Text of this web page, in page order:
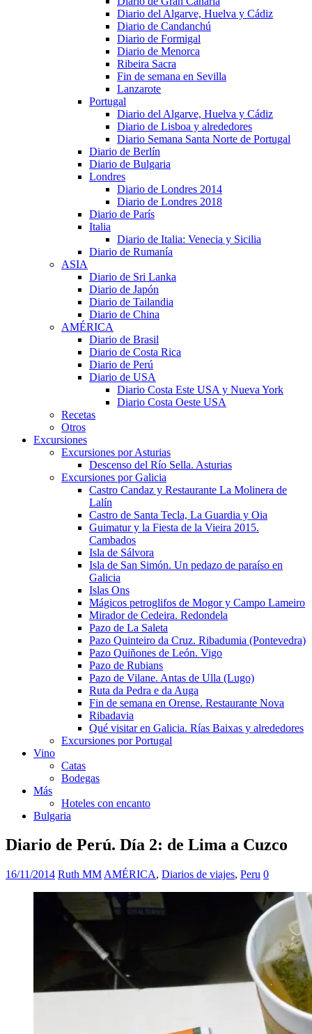
Diario del Algarve, Huelva y Cádiz
Diario de Candanchú
Diario de Formigal
Diario de Menorca
Ribeira Sacra
Fin de semana en Sevilla
Lanzarote
Portugal
Diario del Algarve, Huelva y Cádiz
Diario de Lisboa y alrededores
Diario Semana Santa Norte de Portugal
Diario de Berlín
Diario de Bulgaria
Londres
Diario de Londres 2014
Diario de Londres 2018
Diario de París
Italia
Diario de Italia: Venecia y Sicilia
Diario de Rumanía
ASIA
Diario de Sri Lanka
Diario de Japón
Diario de Tailandia
Diario de China
AMÉRICA
Diario de Brasil
Diario de Costa Rica
Diario de Perú
Diario de USA
Diario Costa Este USA y Nueva York
Diario Costa Oeste USA
Recetas
Otros
Excursiones
Excursiones por Asturias
Descenso del Río Sella. Asturias
Excursiones por Galicia
Castro Candaz y Restaurante La Molinera de
Lalín
Castro de Santa Tecla, La Guardia y Oia
Guimatur y la Fiesta de la Vieira 2015.
Cambados
Isla de Sálvora
Isla de San Simón. Un pedazo de paraíso en
Galicia
Islas Ons
Mágicos petroglifos de Mogor y Campo Lameiro
Mirador de Cedeira. Redondela
Pazo de La Saleta
Pazo Quinteiro da Cruz. Ribadumia (Pontevedra)
Pazo Quiñones de León. Vigo
Pazo de Rubians
Pazo de Vilane. Antas de Ulla (Lugo)
Ruta da Pedra e da Auga
Fin de semana en Orense. Restaurante Nova
Ribadavia
Qué visitar en Galicia. Rías Baixas y alrededores
Excursiones por Portugal
Vino
Catas
Bodegas
Más
Hoteles con encanto
Bulgaria
Diario de Perú. Día 2: de Lima a Cuzco
16/11/2014 Ruth MM AMÉRICA, Diarios de viajes, Peru 0